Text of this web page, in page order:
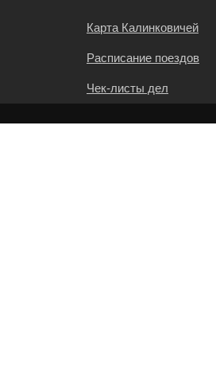
Карта Калинковичей
Расписание поездов
Чек-листы дел